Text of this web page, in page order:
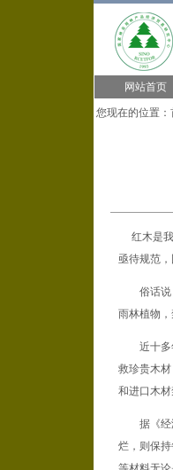
网站首页
您现在的位置：
红木是我
亟待规范
俗话
雨林植物
近十
救珍贵木
和进口木
据《
烂，则保